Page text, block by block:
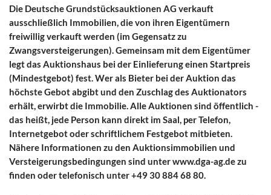
Die Deutsche Grundstücksauktionen AG verkauft
ausschließlich Immobilien, die von ihren Eigentümern
freiwillig verkauft werden (im Gegensatz zu
Zwangsversteigerungen). Gemeinsam mit dem Eigentümer
legt das Auktionshaus bei der Einlieferung einen Startpreis
(Mindestgebot) fest. Wer als Bieter bei der Auktion das
höchste Gebot abgibt und den Zuschlag des Auktionators
erhält, erwirbt die Immobilie. Alle Auktionen sind öffentlich -
das heißt, jede Person kann direkt im Saal, per Telefon,
Internetgebot oder schriftlichem Festgebot mitbieten.
Nähere Informationen zu den Auktionsimmobilien und
Versteigerungsbedingungen sind unter www.dga-ag.de zu
finden oder telefonisch unter +49 30 884 68 80.